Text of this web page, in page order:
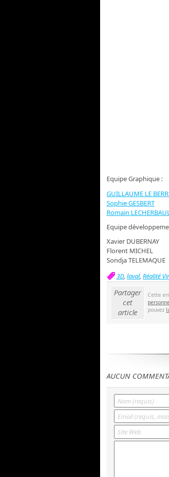
Equipe Graphique :
GUILLAUME LE
Sophie GESBERT
Romain
Equipe
Xavier DUBERNAY
Florent MICHEL
Sondja TELEMAQUE
3D, laval, Réalité
Partager
cet
article
Cette
pouvez
AUCUN